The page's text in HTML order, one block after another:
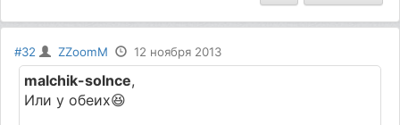
#32 ZZoomM 12 ноября 2013
malchik-solnce,
Или у обеих😆